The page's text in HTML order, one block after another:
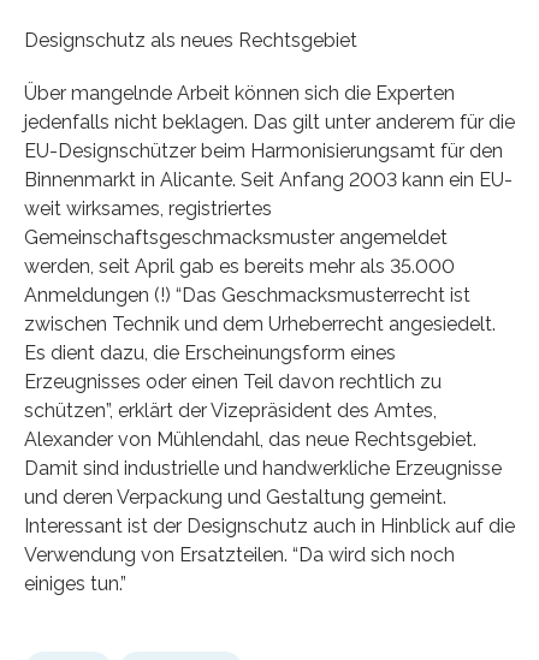
Designschutz als neues Rechtsgebiet
Über mangelnde Arbeit können sich die Experten
jedenfalls nicht beklagen. Das gilt unter anderem für die
EU-Designschützer beim Harmonisierungsamt für den
Binnenmarkt in Alicante. Seit Anfang 2003 kann ein EU-
weit wirksames, registriertes
Gemeinschaftsgeschmacksmuster angemeldet
werden, seit April gab es bereits mehr als 35.000
Anmeldungen (!) “Das Geschmacksmusterrecht ist
zwischen Technik und dem Urheberrecht angesiedelt.
Es dient dazu, die Erscheinungsform eines
Erzeugnisses oder einen Teil davon rechtlich zu
schützen”, erklärt der Vizepräsident des Amtes,
Alexander von Mühlendahl, das neue Rechtsgebiet.
Damit sind industrielle und handwerkliche Erzeugnisse
und deren Verpackung und Gestaltung gemeint.
Interessant ist der Designschutz auch in Hinblick auf die
Verwendung von Ersatzteilen. “Da wird sich noch
einiges tun.”